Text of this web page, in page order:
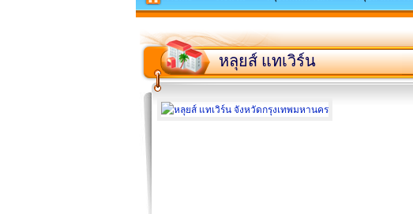
หลุยส์ แทเวิร์น